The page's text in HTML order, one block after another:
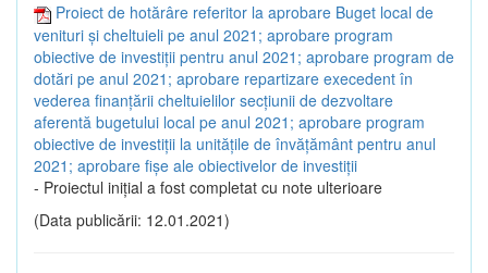
Proiect de hotărâre referitor la aprobare Buget local de
venituri și cheltuieli pe anul 2021; aprobare program
obiective de investiții pentru anul 2021; aprobare program de
dotări pe anul 2021; aprobare repartizare execedent în
vederea finanțării cheltuielilor secțiunii de dezvoltare
aferentă bugetului local pe anul 2021; aprobare program
obiective de investiții la unitățile de învățământ pentru anul
2021; aprobare fișe ale obiectivelor de investiții
- Proiectul inițial a fost completat cu note ulterioare
(Data publicării: 12.01.2021)